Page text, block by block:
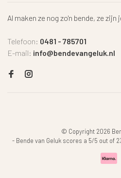
Al maken ze nog zo'n bende, ze
Telefoon: 0481 - 785701
E-mail: info@bendevangeluk.nl
© Copyright 2026
- Bende van Geluk scores a 5/5 out of